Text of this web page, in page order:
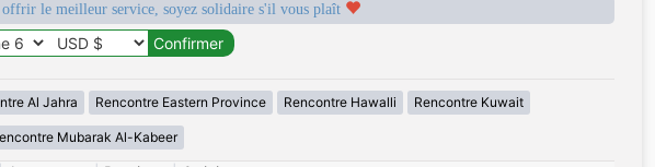
le meilleur service, soyez solidaire s'il vous plaît
Al Jahra Rencontre Eastern Province Rencontre Hawalli Rencontre Kuwait
Mubarak Al-Kabeer